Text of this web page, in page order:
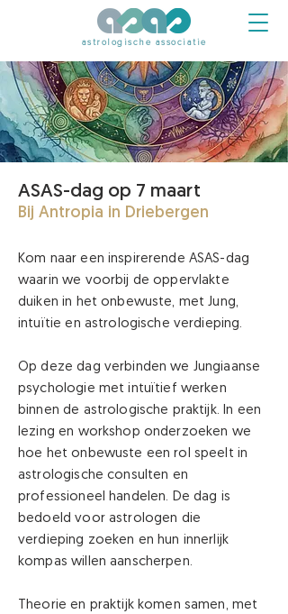
astrologische associatie
ASAS-dag op 7 maart
Bij Antropia in Driebergen
Kom naar een inspirerende ASAS-dag
waarin we voorbij de oppervlakte
duiken in het onbewuste, met Jung,
intuïtie en astrologische verdieping.
Op deze dag verbinden we Jungiaanse
psychologie met intuïtief werken
binnen de astrologische praktijk. In een
lezing en workshop onderzoeken we
hoe het onbewuste een rol speelt in
astrologische consulten en
professioneel handelen. De dag is
bedoeld voor astrologen die
verdieping zoeken en hun innerlijk
kompas willen aanscherpen.
Theorie en praktijk komen samen, met